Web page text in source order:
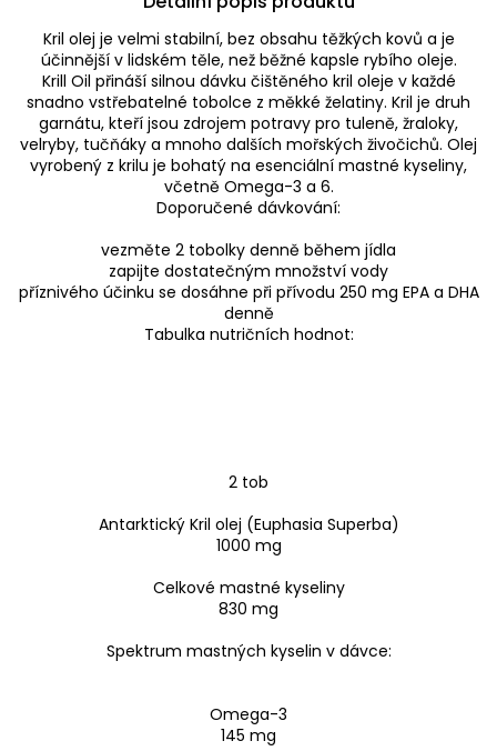
Kril olej je velmi stabilní, bez obsahu těžkých kovů a je
účinnější v lidském těle, než běžné kapsle rybího oleje.
Krill Oil přináší silnou dávku čištěného kril oleje v každé
snadno vstřebatelné tobolce z měkké želatiny. Kril je druh
garnátu, kteří jsou zdrojem potravy pro tuleně, žraloky,
velryby, tučňáky a mnoho dalších mořských živočichů. Olej
vyrobený z krilu je bohatý na esenciální mastné kyseliny,
včetně Omega-3 a 6.
Doporučené dávkování:
vezměte 2 tobolky denně během jídla
zapijte dostatečným množství vody
příznivého účinku se dosáhne při přívodu 250 mg EPA a DHA
denně
Tabulka nutričních hodnot:
2 tob
Antarktický Kril olej (Euphasia Superba)
1000 mg
Celkové mastné kyseliny
830 mg
Spektrum mastných kyselin v dávce:
Omega-3
145 mg